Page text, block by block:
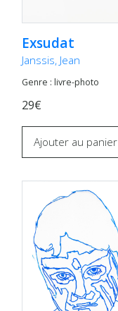
Exsudat
Janssis, Jean
Genre : livre-photo
29€
Ajouter au panier